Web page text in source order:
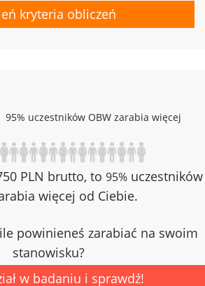
kryteria obliczeń
95% uczestników OBW zarabia więcej
PLN brutto, to 95% uczestników
więcej od Ciebie.
powinieneś zarabiać na swoim
stanowisku?
w badaniu i sprawdź!